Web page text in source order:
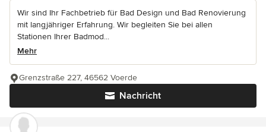
Wir sind Ihr Fachbetrieb für Bad Design und Bad Renovierung
mit langjähriger Erfahrung. Wir begleiten Sie bei allen
Stationen Ihrer Badmod...
Mehr
Nachricht
Grenzstraße 227, 46562 Voerde